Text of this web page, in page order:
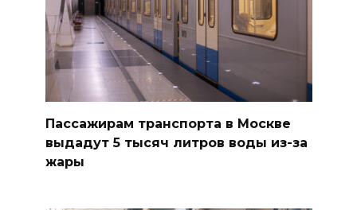
Пассажирам транспорта в Москве
выдадут 5 тысяч литров воды из-за
жары